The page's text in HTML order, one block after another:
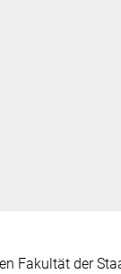
Fakultät der